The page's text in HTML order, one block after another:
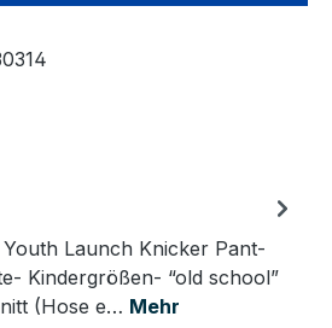
Launch Knicker Pant-
Kindergrößen- “old school”
(Hose e… Mehr